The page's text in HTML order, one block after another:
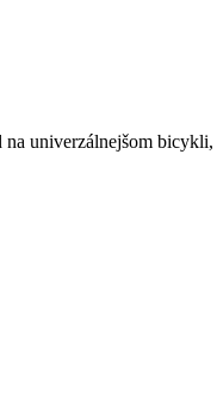
univerzálnejšom